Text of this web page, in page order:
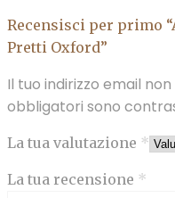
Recensisci per primo
Pretti Oxford”
Il tuo indirizzo email
obbligatori sono
La tua valutazione *
La tua recensione *